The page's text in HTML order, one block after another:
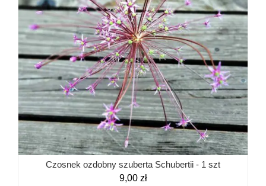
Czosnek ozdobny szuberta Schubertii - 1 szt
9,00 zł